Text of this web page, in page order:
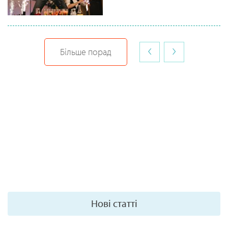
Більше порад ‹ ›
Нові статті